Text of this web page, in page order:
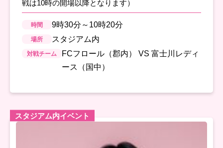
戦は10時の開場以降となります）
時間 9時30分～10時20分
場所 スタジアム内
対戦チーム
FCフロール（郡内） VS 富士川レディ
ース（国中）
スタジアム内イベント